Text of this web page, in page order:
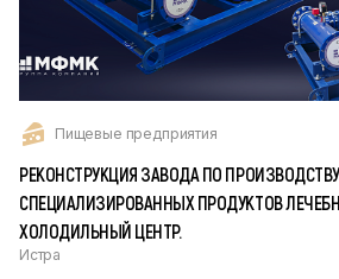
Пищевые предприятия
РЕКОНСТРУКЦИЯ ЗАВОДА ПО ПРОИЗВОДСТВУ
СПЕЦИАЛИЗИРОВАННЫХ ПРОДУКТОВ
ХОЛОДИЛЬНЫЙ ЦЕНТР.
Истра